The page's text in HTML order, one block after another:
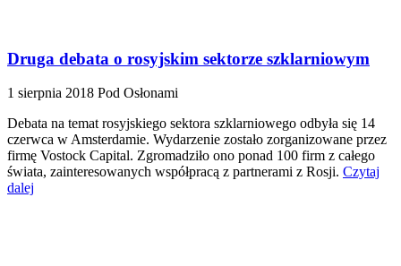
Druga debata o rosyjskim sektorze szklarniowym
1 sierpnia 2018 Pod Osłonami
Debata na temat rosyjskiego sektora szklarniowego odbyła się 14
czerwca w Amsterdamie. Wydarzenie zostało zorganizowane przez
firmę Vostock Capital. Zgromadziło ono ponad 100 firm z całego
świata, zainteresowanych współpracą z partnerami z Rosji. Czytaj
dalej